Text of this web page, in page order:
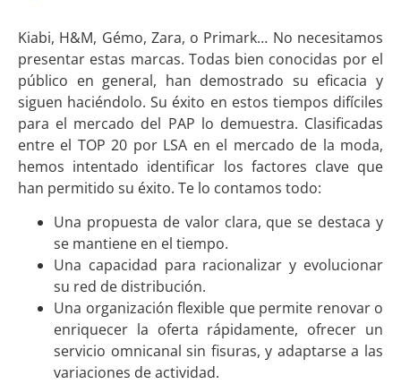
Kiabi, H&M, Gémo, Zara, o Primark… No necesitamos
presentar estas marcas. Todas bien conocidas por el
público en general, han demostrado su eficacia y
siguen haciéndolo. Su éxito en estos tiempos difíciles
para el mercado del PAP lo demuestra. Clasificadas
entre el TOP 20 por LSA en el mercado de la moda,
hemos intentado identificar los factores clave que
han permitido su éxito. Te lo contamos todo:
Una propuesta de valor clara, que se destaca y
se mantiene en el tiempo.
Una capacidad para racionalizar y evolucionar
su red de distribución.
Una organización flexible que permite renovar o
enriquecer la oferta rápidamente, ofrecer un
servicio omnicanal sin fisuras, y adaptarse a las
variaciones de actividad.